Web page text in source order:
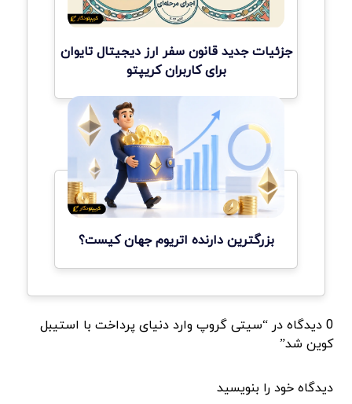
جزئیات جدید قانون سفر ارز دیجیتال تایوان
برای کاربران کریپتو
بزرگترین دارنده اتریوم جهان کیست؟
0 دیدگاه در “سیتی گروپ وارد دنیای پرداخت با استیبل
کوین شد”
دیدگاه خود را بنویسید